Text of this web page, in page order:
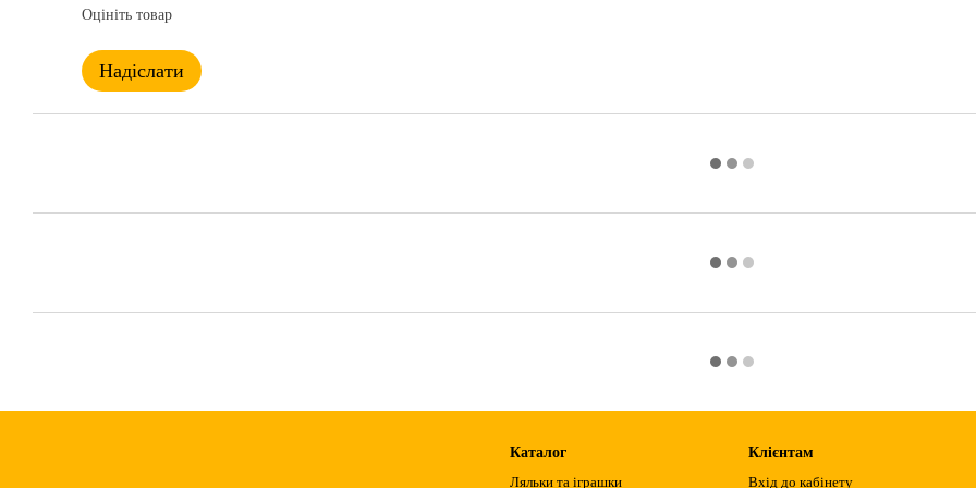
Оцініть товар
Надіслати
Каталог
Ляльки та іграшки
Клієнтам
Вхід до кабінету